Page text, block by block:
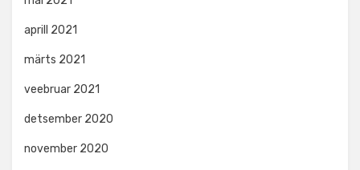
aprill 2021
märts 2021
veebruar 2021
detsember 2020
november 2020